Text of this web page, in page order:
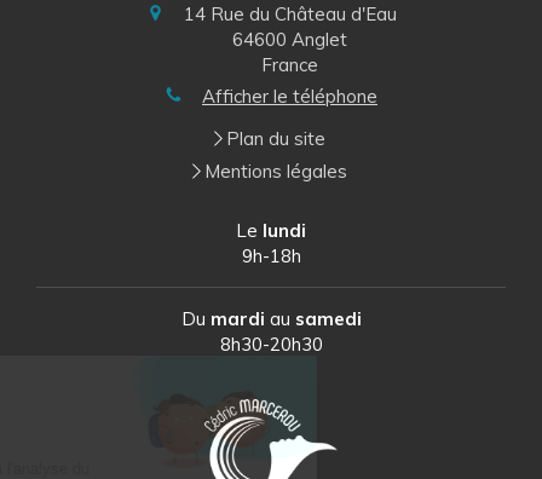
14 Rue du Château d'Eau
64600 Anglet
France
Afficher le téléphone
Plan du site
Mentions légales
Le lundi
9h-18h
Du mardi au samedi
8h30-20h30
Notre rôle est de contribuer à l'analyse du